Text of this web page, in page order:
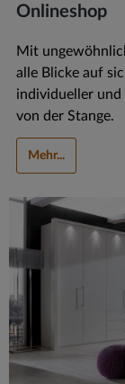
Onlineshop
Mit
alle Blicke auf
individueller
von der Stange.
Mehr...